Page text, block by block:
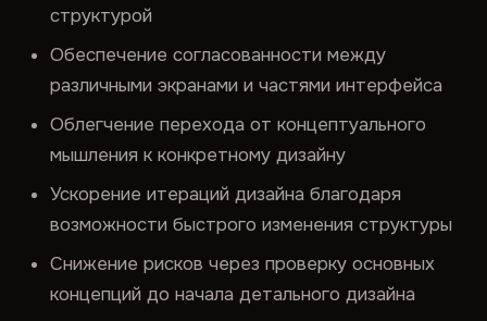
структурой
Обеспечение согласованности между
различными экранами и частями интерфейса
Облегчение перехода от концептуального
мышления к конкретному дизайну
Ускорение итераций дизайна благодаря
возможности быстрого изменения структуры
Снижение рисков через проверку основных
концепций до начала детального дизайна